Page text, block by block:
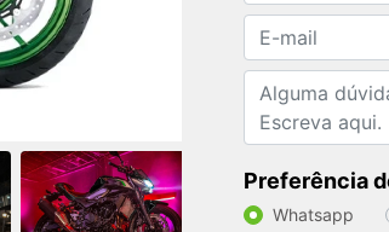
Preferência
Whatsapp